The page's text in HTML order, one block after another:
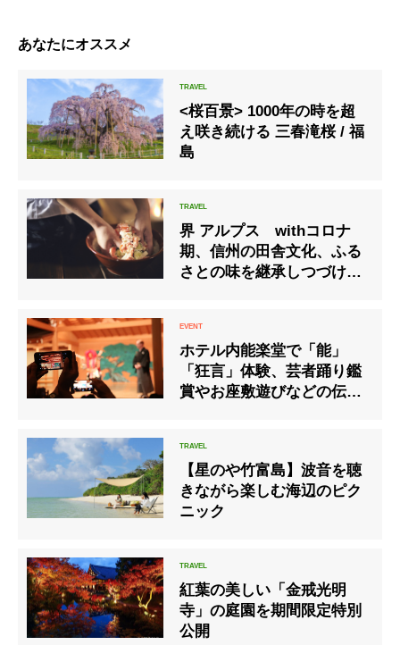
あなたにオススメ
<桜百景> 1000年の時を超
え咲き続ける 三春滝桜 / 福
島
界 アルプス withコロナ
期、信州の田舎文化、ふる
さとの味を継承しつづける
年3月31日
ホテル内能楽堂で「能」
「狂言」体験、芸者踊り鑑
賞やお座敷遊びなどの伝統
【星のや竹富島】波音を聴
きながら楽しむ海辺のピク
ニック
紅葉の美しい「金戒光明
寺」の庭園を期間限定特別
公開